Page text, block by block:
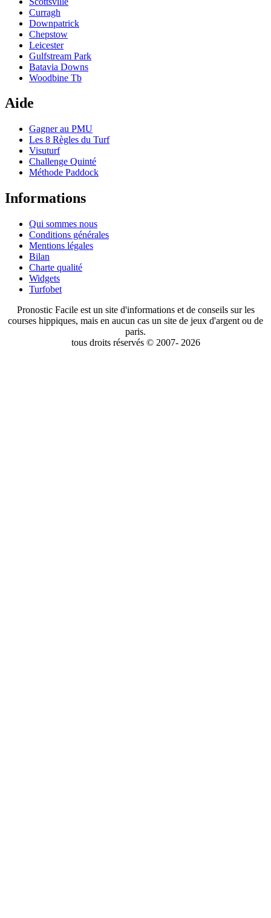
Curragh
Downpatrick
Chepstow
Leicester
Gulfstream Park
Batavia Downs
Woodbine Tb
Aide
Gagner au PMU
Les 8 Règles du Turf
Visuturf
Challenge Quinté
Méthode Paddock
Informations
Qui sommes nous
Conditions générales
Mentions légales
Bilan
Charte qualité
Widgets
Turfobet
Pronostic Facile est un site d'informations et de conseils sur les
courses hippiques, mais en aucun cas un site de jeux d'argent ou de
paris.
tous droits réservés © 2007- 2026